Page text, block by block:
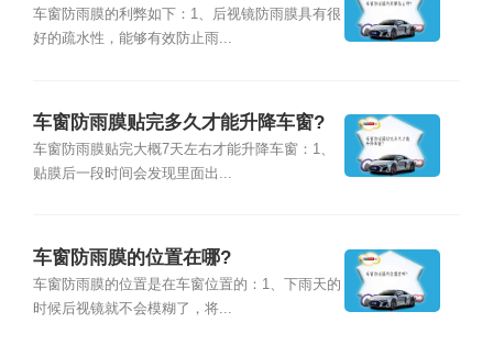
车窗防雨膜的利弊如下：1、后视镜防雨膜具有很
好的疏水性，能够有效防止雨...
车窗防雨膜贴完多久才能升降车窗?
车窗防雨膜贴完大概7天左右才能升降车窗：1、
贴膜后一段时间会发现里面出...
车窗防雨膜的位置在哪?
车窗防雨膜的位置是在车窗位置的：1、下雨天的
时候后视镜就不会模糊了，将...